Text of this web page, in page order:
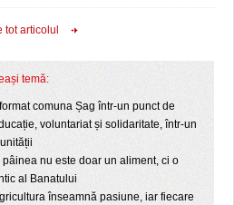
tot articolul
temă:
comuna Șag într-un punct de
voluntariat și solidaritate, într-un
nu este doar un aliment, ci o
al Banatului
înseamnă pasiune, iar fiecare